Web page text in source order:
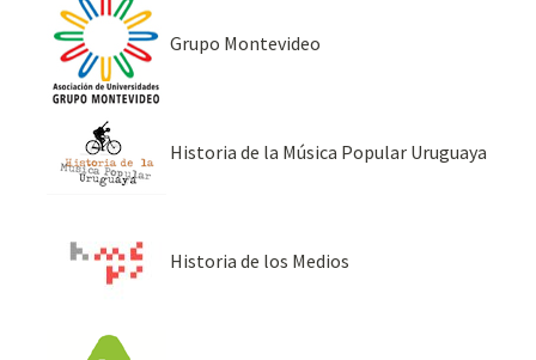
Grupo Montevideo
Historia de la Música Popular Uruguaya
Historia de los Medios